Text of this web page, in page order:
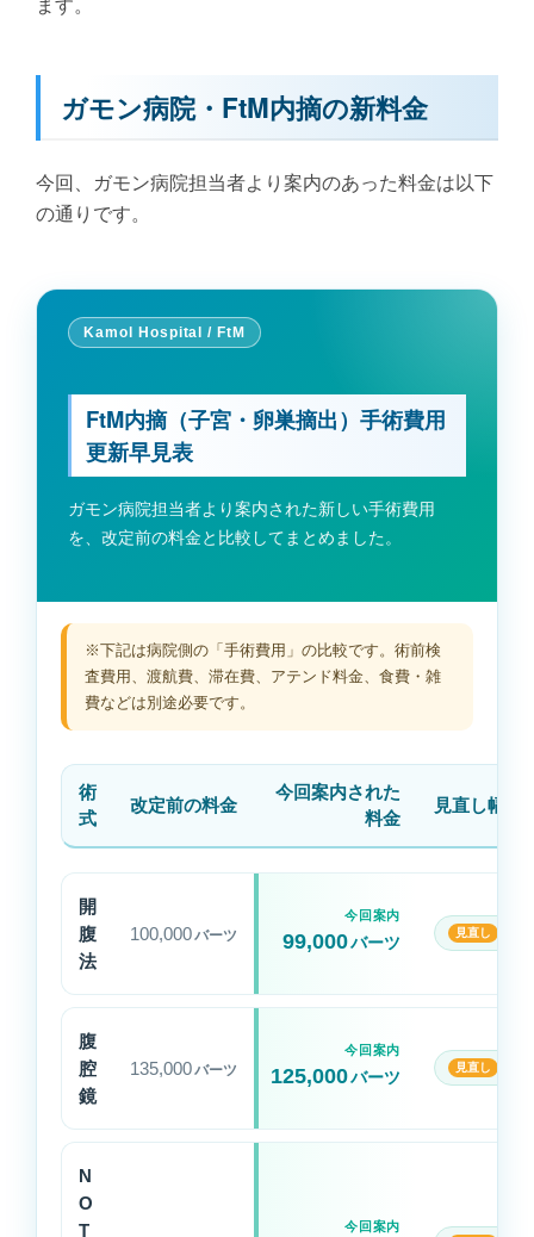
ます。
ガモン病院・FtM内摘の新料金
今回、ガモン病院担当者より案内のあった料金は以下
の通りです。
Kamol Hospital / FtM
FtM内摘（子宮・卵巣摘出）手術費用
更新早見表
ガモン病院担当者より案内された新しい手術費用
を、改定前の料金と比較してまとめました。
※下記は病院側の「手術費用」の比較です。術前検
査費用、渡航費、滞在費、アテンド料金、食費・雑
費などは別途必要です。
ガ
院
FtM
術
費
術
式
改定前の料金
今回案内された
料金
見直し幅
開
腹
法
100,000 バーツ
今回案内
99,000バーツ
腹
腔
鏡
135,000 バーツ
今回案内
125,000バーツ
N
O
T
今回案内